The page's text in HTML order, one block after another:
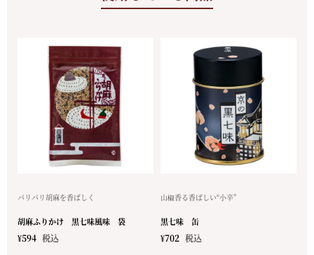
パリパリ胡麻を香ばしく
胡麻ふりかけ 黒七味風味 袋
¥594 税込
山椒香る香ばしい“小辛”
黒七味 缶
¥702 税込